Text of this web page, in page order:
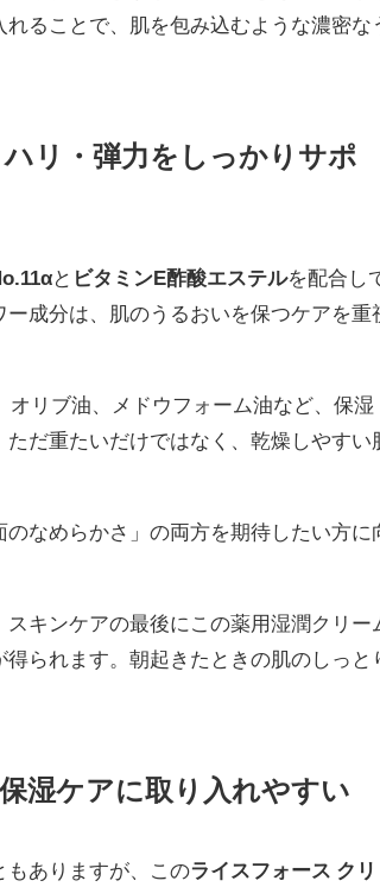
ることで、肌を包み込むような濃密な
リ・弾力をしっかりサポ
と ビタミンE酢酸エステルを配合し
成分は、肌のうるおいを保つケアを重
リブ油、メドウフォーム油など、保湿
だ重たいだけではなく、乾燥しやすい
なめらかさ」の両方を期待したい方に
キンケアの最後にこの薬用湿潤クリー
られます。朝起きたときの肌のしっと
湿ケアに取り入れやすい
もありますが、このライスフォース クリ